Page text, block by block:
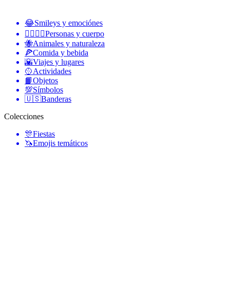
😂Smileys y emociónes
👩‍❤️‍💋‍👨Personas y cuerpo
🐝Animales y naturaleza
🍕Comida y bebida
🌇Viajes y lugares
🥎Actividades
📙Objetos
💯Símbolos
🇺🇸Banderas
Colecciones
🎊Fiestas
🦄Emojis temáticos